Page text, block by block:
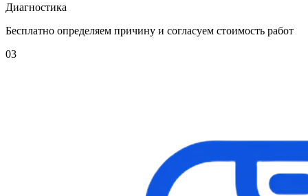
Диагностика
Бесплатно определяем причину и согласуем стоимость работ
03